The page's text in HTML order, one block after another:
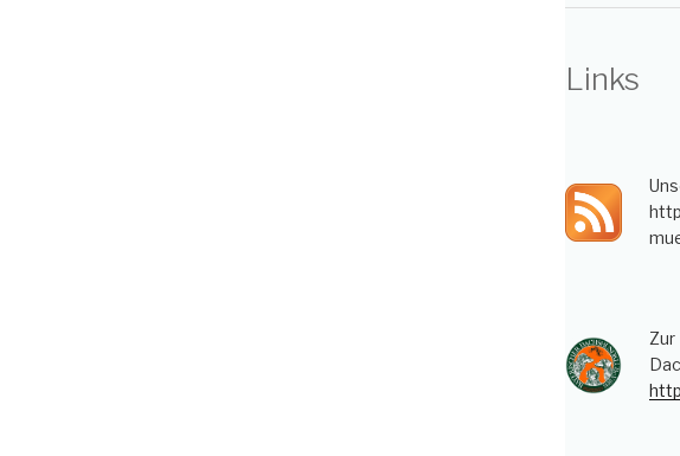
Links